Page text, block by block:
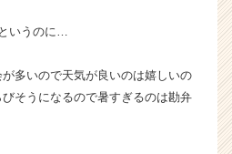
いうのに…
多いので天気が良いのは嬉しいの
そうになるので暑すぎるのは勘弁